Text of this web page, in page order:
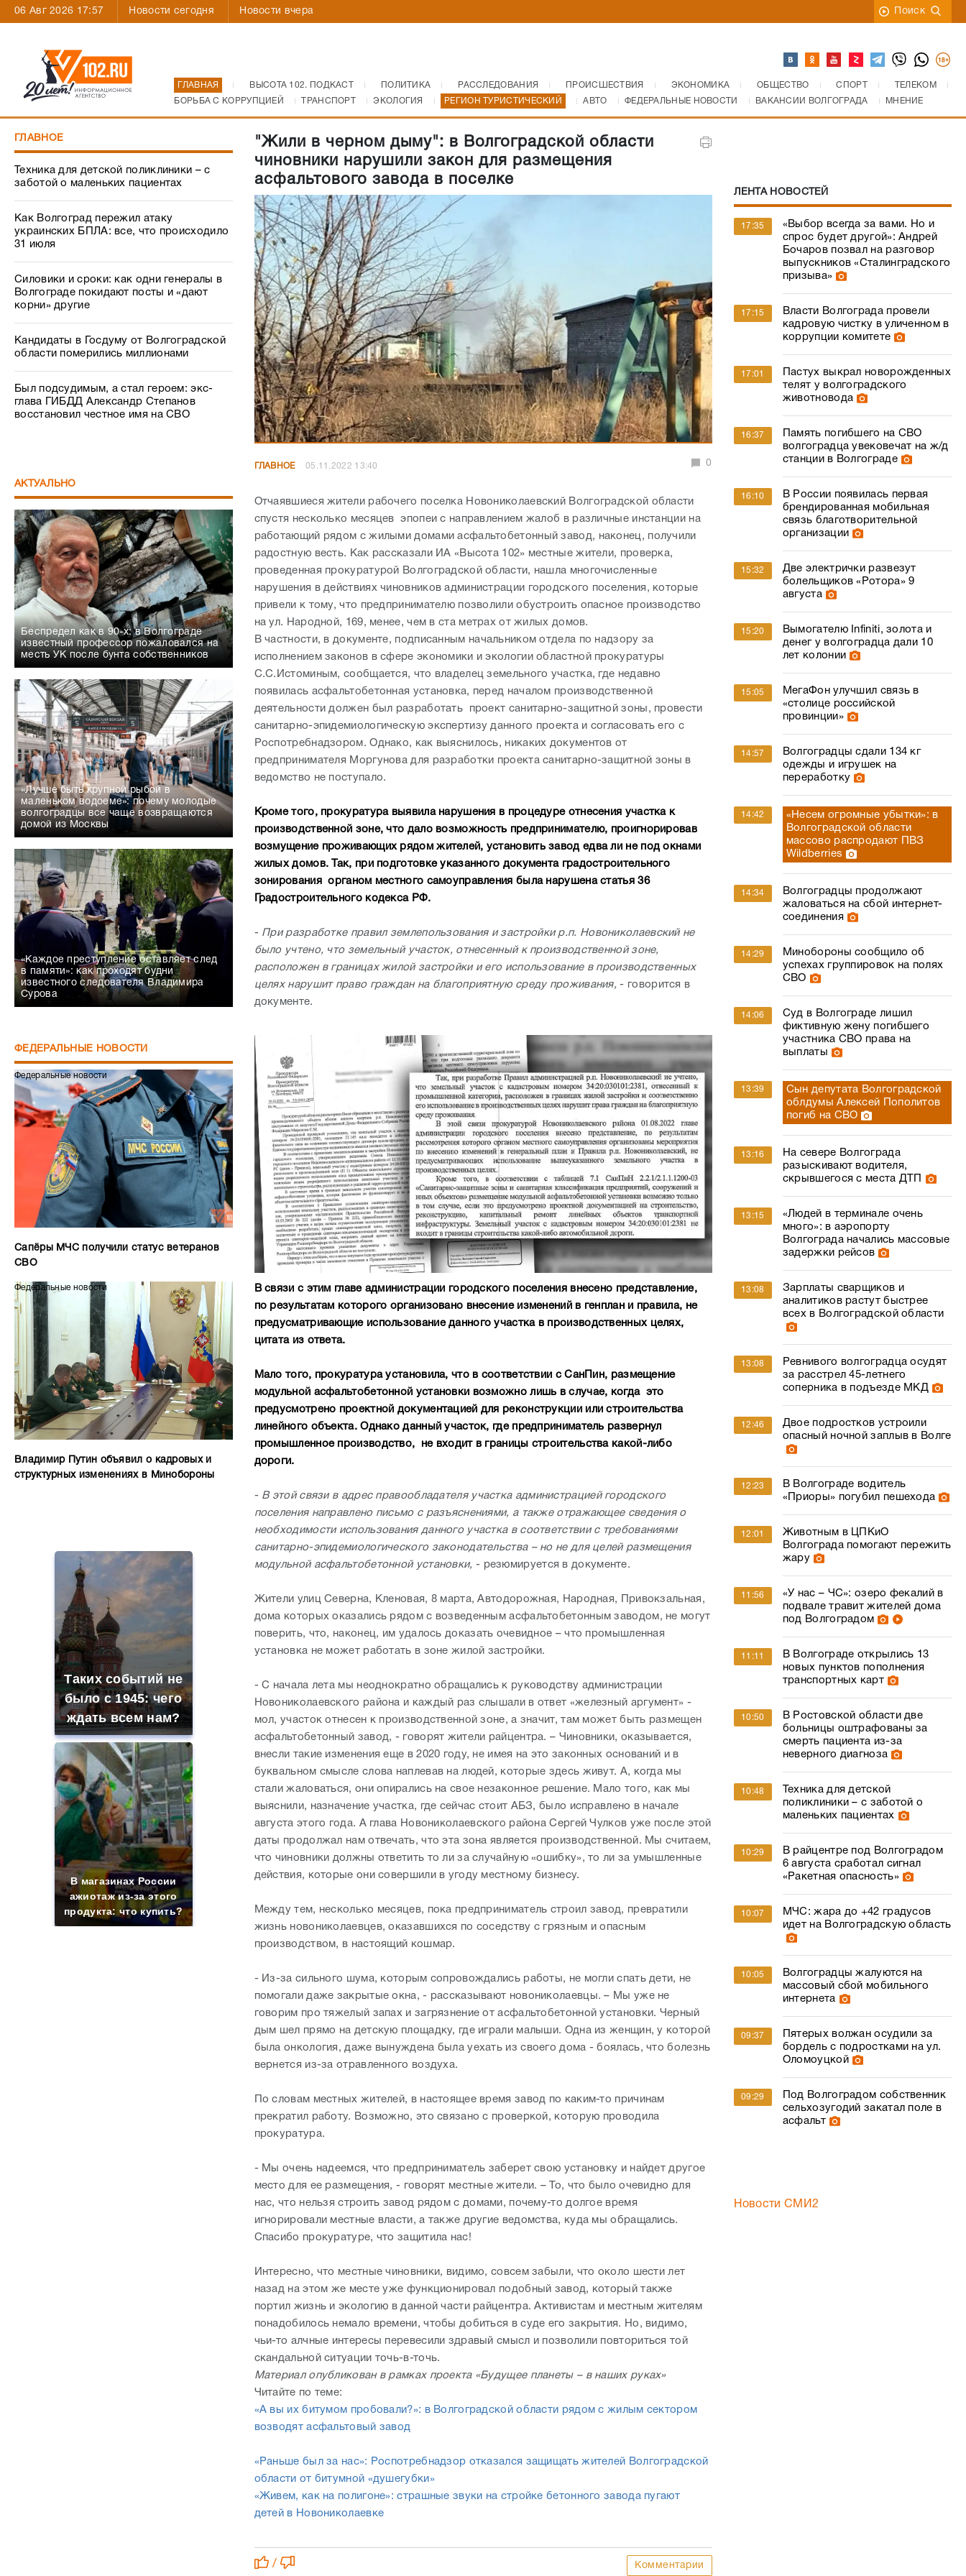
06 Авг 2026 17:57 Новости сегодня Новости вчера Поиск
ГЛАВНАЯ ВЫСОТА 102. ПОДКАСТ ПОЛИТИКА РАССЛЕДОВАНИЯ ПРОИСШЕСТВИЯ ЭКОНОМИКА ОБЩЕСТВО СПОРТ
ТЕЛЕКОМ
БОРЬБА С КОРРУПЦИЕЙ
ТРАНСПОРТ ЭКОЛОГИЯ РЕГИОН ТУРИСТИЧЕСКИЙ АВТО ФЕДЕРАЛЬНЫЕ НОВОСТИ ВАКАНСИИ ВОЛГОГРАДА МНЕНИЕ
ГЛАВНОЕ
Техника для детской поликлиники – с
заботой о маленьких пациентах
Как Волгоград пережил атаку
украинских БПЛА: все, что происходило
31 июля
Силовики и сроки: как одни генералы в
Волгограде покидают посты и «дают
корни» другие
Кандидаты в Госдуму от Волгоградской
области померились миллионами
Был подсудимым, а стал героем: экс-
глава ГИБДД Александр Степанов
восстановил честное имя на СВО
АКТУАЛЬНО
Беспредел как в 90-х: в Волгограде
известный профессор пожаловался на
месть УК после бунта собственников
«Лучше быть крупной рыбой в
маленьком водоеме»: почему молодые
волгоградцы все чаще возвращаются
домой из Москвы
«Каждое преступление оставляет след
в памяти»: как проходят будни
известного следователя Владимира
Сурова
ФЕДЕРАЛЬНЫЕ НОВОСТИ
Федеральные новости
Сапёры МЧС получили статус ветеранов
СВО
Федеральные новости
Владимир Путин объявил о кадровых и
структурных изменениях в Минобороны
Таких событий не
было с 1945: чего
ждать всем нам?
В магазинах России
ажиотаж из-за этого
продукта: что купить?
"Жили в черном дыму": в Волгоградской области
чиновники нарушили закон для размещения
асфальтового завода в поселке
ГЛАВНОЕ 05.11.2022 13:40 0
Отчаявшиеся жители рабочего поселка Новониколаевский Волгоградской области
спустя несколько месяцев эпопеи с направлением жалоб в различные инстанции на
работающий рядом с жилыми домами асфальтобетонный завод, наконец, получили
радостную весть. Как рассказали ИА «Высота 102» местные жители, проверка,
проведенная прокуратурой Волгоградской области, нашла многочисленные
нарушения в действиях чиновников администрации городского поселения, которые
привели к тому, что предпринимателю позволили обустроить опасное производство
на ул. Народной, 169, менее, чем в ста метрах от жилых домов.
В частности, в документе, подписанным начальником отдела по надзору за
исполнением законов в сфере экономики и экологии областной прокуратуры
С.С.Истоминым, сообщается, что владелец земельного участка, где недавно
появилась асфальтобетонная установка, перед началом производственной
деятельности должен был разработать проект санитарно-защитной зоны, провести
санитарно-эпидемиологическую экспертизу данного проекта и согласовать его с
Роспотребнадзором. Однако, как выяснилось, никаких документов от
предпринимателя Моргунова для разработки проекта санитарно-защитной зоны в
ведомство не поступало.
Кроме того, прокуратура выявила нарушения в процедуре отнесения участка к
производственной зоне, что дало возможность предпринимателю, проигнорировав
возмущение проживающих рядом жителей, установить завод едва ли не под окнами
жилых домов. Так, при подготовке указанного документа градостроительного
зонирования органом местного самоуправления была нарушена статья 36
Градостроительного кодекса РФ.
- При разработке правил землепользования и застройки р.п. Новониколаевский не
было учтено, что земельный участок, отнесенный к производственной зоне,
расположен в границах жилой застройки и его использование в производственных
целях нарушит право граждан на благоприятную среду проживания,- говорится в
документе.
В связи с этим главе администрации городского поселения внесено представление,
по результатам которого организовано внесение изменений в генплан и правила, не
предусматривающие использование данного участка в производственных целях,
цитата из ответа.
Мало того, прокуратура установила, что в соответствии с СанПин, размещение
модульной асфальтобетонной установки возможно лишь в случае, когда это
предусмотрено проектной документацией для реконструкции или строительства
линейного объекта. Однако данный участок, где предприниматель развернул
промышленное производство, не входит в границы строительства какой-либо
дороги.
- В этой связи в адрес правообладателя участка администрацией городского
поселения направлено письмо с разъяснениями, а также отражающее сведения о
необходимости использования данного участка в соответствии с требованиями
санитарно-эпидемиологического законодательства – но не для целей размещения
модульной асфальтобетонной установки, - резюмируется в документе.
Жители улиц Северна, Кленовая, 8 марта, Автодорожная, Народная, Привокзальная,
дома которых оказались рядом с возведенным асфальтобетонным заводом, не могут
поверить, что, наконец, им удалось доказать очевидное – что промышленная
установка не может работать в зоне жилой застройки.
- С начала лета мы неоднократно обращались к руководству администрации
Новониколаевского района и каждый раз слышали в ответ «железный аргумент» -
мол, участок отнесен к производственной зоне, а значит, там может быть размещен
асфальтобетонный завод, - говорят жители райцентра. – Чиновники, оказывается,
внесли такие изменения еще в 2020 году, не имея на это законных оснований и в
буквальном смысле слова наплевав на людей, которые здесь живут. А, когда мы
стали жаловаться, они опирались на свое незаконное решение. Мало того, как мы
выяснили, назначение участка, где сейчас стоит АБЗ, было исправлено в начале
августа этого года. А глава Новониколаевского района Сергей Чулков уже после этой
даты продолжал нам отвечать, что эта зона является производственной. Мы считаем,
что чиновники должны ответить то ли за случайную «ошибку», то ли за умышленные
действия, которые они совершили в угоду местному бизнесу.
Между тем, несколько месяцев, пока предприниматель строил завод, превратили
жизнь новониколаевцев, оказавшихся по соседству с грязным и опасным
производством, в настоящий кошмар.
- Из-за сильного шума, которым сопровождались работы, не могли спать дети, не
помогали даже закрытые окна, - рассказывают новониколаевцы. – Мы уже не
говорим про тяжелый запах и загрязнение от асфальтобетонной установки. Черный
дым шел прямо на детскую площадку, где играли малыши. Одна из женщин, у которой
была онкология, даже вынуждена была уехать из своего дома - боялась, что болезнь
вернется из-за отравленного воздуха.
По словам местных жителей, в настоящее время завод по каким-то причинам
прекратил работу. Возможно, это связано с проверкой, которую проводила
прокуратура.
- Мы очень надеемся, что предприниматель заберет свою установку и найдет другое
место для ее размещения, - говорят местные жители. – То, что было очевидно для
нас, что нельзя строить завод рядом с домами, почему-то долгое время
игнорировали местные власти, а также другие ведомства, куда мы обращались.
Спасибо прокуратуре, что защитила нас!
Интересно, что местные чиновники, видимо, совсем забыли, что около шести лет
назад на этом же месте уже функционировал подобный завод, который также
портил жизнь и экологию в данной части райцентра. Активистам и местным жителям
понадобилось немало времени, чтобы добиться в суде его закрытия. Но, видимо,
чьи-то алчные интересы перевесили здравый смысл и позволили повториться той
скандальной ситуации точь-в-точь.
Материал опубликован в рамках проекта «Будущее планеты – в наших руках»
Читайте по теме:
«А вы их битумом пробовали?»: в Волгоградской области рядом с жилым сектором
возводят асфальтовый завод
«Раньше был за нас»: Роспотребнадзор отказался защищать жителей Волгоградской
области от битумной «душегубки»
«Живем, как на полигоне»: страшные звуки на стройке бетонного завода пугают
детей в Новониколаевке
/ Комментарии
ЛЕНТА НОВОСТЕЙ
17:35
«Выбор всегда за вами. Но и
спрос будет другой»: Андрей
Бочаров позвал на разговор
выпускников «Сталинградского
призыва»
17:15
Власти Волгограда провели
кадровую чистку в уличенном в
коррупции комитете
17:01
Пастух выкрал новорожденных
телят у волгоградского
животновода
16:37
Память погибшего на СВО
волгоградца увековечат на ж/д
станции в Волгограде
16:10
В России появилась первая
брендированная мобильная
связь благотворительной
организации
15:32
Две электрички развезут
болельщиков «Ротора» 9
августа
15:20
Вымогателю Infiniti, золота и
денег у волгоградца дали 10
лет колонии
15:05
МегаФон улучшил связь в
«столице российской
провинции»
14:57
Волгоградцы сдали 134 кг
одежды и игрушек на
переработку
14:42
«Несем огромные убытки»: в
Волгоградской области
массово распродают ПВЗ
Wildberries
14:34
Волгоградцы продолжают
жаловаться на сбой интернет-
соединения
14:29
Минобороны сообщило об
успехах группировок на полях
СВО
14:06
Суд в Волгограде лишил
фиктивную жену погибшего
участника СВО права на
выплаты
13:39
Сын депутата Волгоградской
облдумы Алексей Пополитов
погиб на СВО
13:16
На севере Волгограда
разыскивают водителя,
скрывшегося с места ДТП
13:15
«Людей в терминале очень
много»: в аэропорту
Волгограда начались массовые
задержки рейсов
13:08
Зарплаты сварщиков и
аналитиков растут быстрее
всех в Волгоградской области
13:08
Ревнивого волгоградца осудят
за расстрел 45-летнего
соперника в подъезде МКД
12:46
Двое подростков устроили
опасный ночной заплыв в Волге
12:23
В Волгограде водитель
«Приоры» погубил пешехода
12:01
Животным в ЦПКиО
Волгограда помогают пережить
жару
11:56
«У нас – ЧС»: озеро фекалий в
подвале травит жителей дома
под Волгоградом
11:11
В Волгограде открылись 13
новых пунктов пополнения
транспортных карт
10:50
В Ростовской области две
больницы оштрафованы за
смерть пациента из-за
неверного диагноза
10:48
Техника для детской
поликлиники – с заботой о
маленьких пациентах
10:29
В райцентре под Волгоградом
6 августа сработал сигнал
«Ракетная опасность»
10:07
МЧС: жара до +42 градусов
идет на Волгоградскую область
10:05
Волгоградцы жалуются на
массовый сбой мобильного
интернета
09:37
Пятерых волжан осудили за
бордель с подростками на ул.
Оломоуцкой
09:29
Под Волгоградом собственник
сельхозугодий закатал поле в
асфальт
Новости СМИ2